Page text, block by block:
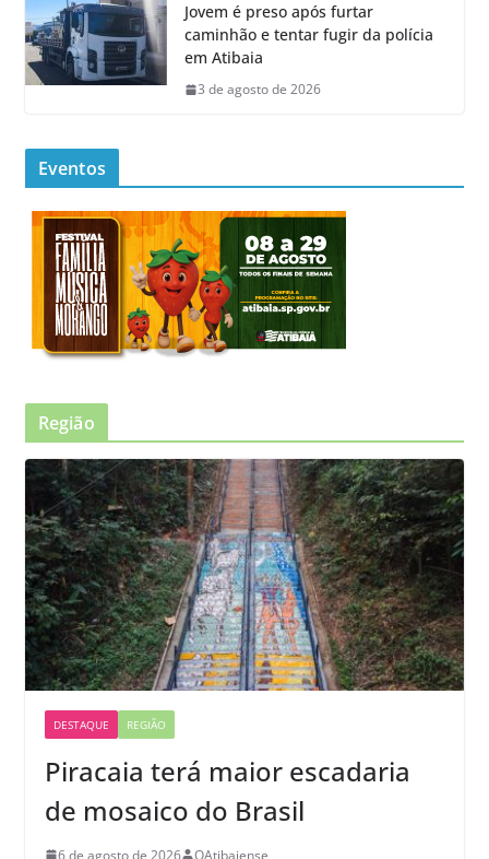
Jovem é preso após furtar
caminhão e tentar fugir da polícia
em Atibaia
3 de agosto de 2026
Eventos
Região
DESTAQUE REGIÃO
Piracaia terá maior escadaria
de mosaico do Brasil
6 de agosto de 2026 OAtibaiense